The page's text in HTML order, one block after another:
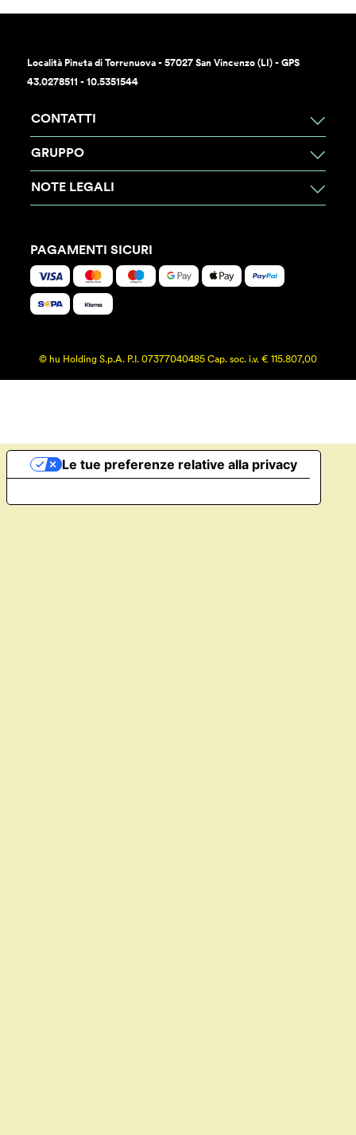
Località Pineta di Torrenuova - 57027 San Vincenzo (LI) - GPS
43.0278511 - 10.5351544
CONTATTI
GRUPPO
NOTE LEGALI
PAGAMENTI SICURI
© hu Holding S.p.A. P.I. 07377040485 Cap. soc. i.v. € 115.807,00
Le tue preferenze relative alla privacy